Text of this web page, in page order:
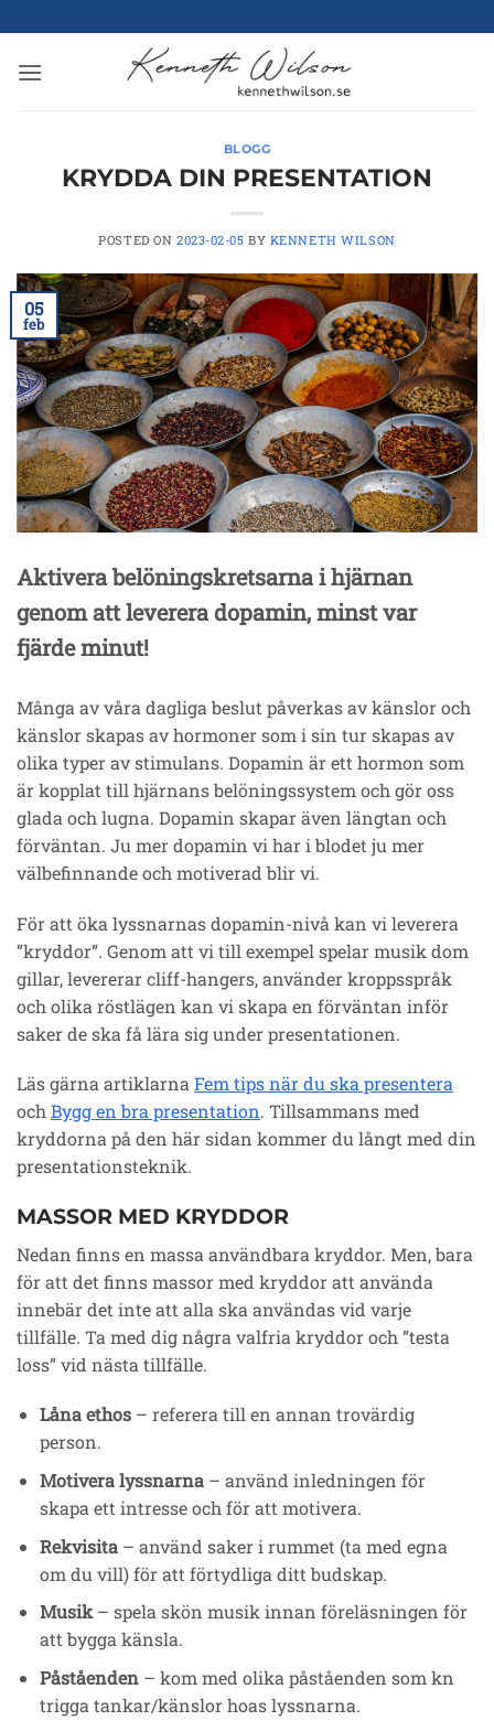
to
content
BLOGG
KRYDDA DIN PRESENTATION
POSTED ON 2023-02-05 BY KENNETH WILSON
05
feb
Aktivera belöningskretsarna i hjärnan
genom att leverera dopamin, minst var
fjärde minut!
Många av våra dagliga beslut påverkas av känslor och
känslor skapas av hormoner som i sin tur skapas av
olika typer av stimulans. Dopamin är ett hormon som
är kopplat till hjärnans belöningssystem och gör oss
glada och lugna. Dopamin skapar även längtan och
förväntan. Ju mer dopamin vi har i blodet ju mer
välbefinnande och motiverad blir vi.
För att öka lyssnarnas dopamin-nivå kan vi leverera
”kryddor”. Genom att vi till exempel spelar musik dom
gillar, levererar cliff-hangers, använder kroppsspråk
och olika röstlägen kan vi skapa en förväntan inför
saker de ska få lära sig under presentationen.
Läs gärna artiklarnaFem tips när du ska presentera
ochBygg en bra presentation. Tillsammans med
kryddorna på den här sidan kommer du långt med din
presentationsteknik.
MASSOR MED KRYDDOR
Nedan finns en massa användbara kryddor. Men, bara
för att det finns massor med kryddor att använda
innebär det inte att alla ska användas vid varje
tillfälle. Ta med dig några valfria kryddor och ”testa
loss” vid nästa tillfälle.
Låna ethos– referera till en annan trovärdig
person.
Motivera lyssnarna– använd inledningen för
skapa ett intresse och för att motivera.
Rekvisita– använd saker i rummet (ta med egna
om du vill) för att förtydliga ditt budskap.
Musik– spela skön musik innan föreläsningen för
att bygga känsla.
Påståenden– kom med olika påståenden som kn
trigga tankar/känslor hoas lyssnarna.